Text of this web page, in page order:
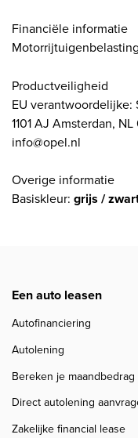
Financiële informatie
Productveiligheid
EU verantwoordelijke:
1101 AJ Amsterdan,
info@opel.nl
Overige informatie
Basiskleur: grijs /
Een auto leasen
Autofinanciering
Autolening
Bereken je maandbedrag
Direct autolening
Zakelijke financial lease